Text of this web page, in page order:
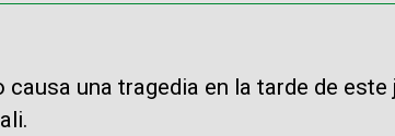
una tragedia en la tarde de este